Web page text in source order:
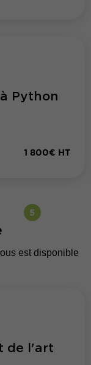
Python
1 800€ HT
5
est disponible
de l'art